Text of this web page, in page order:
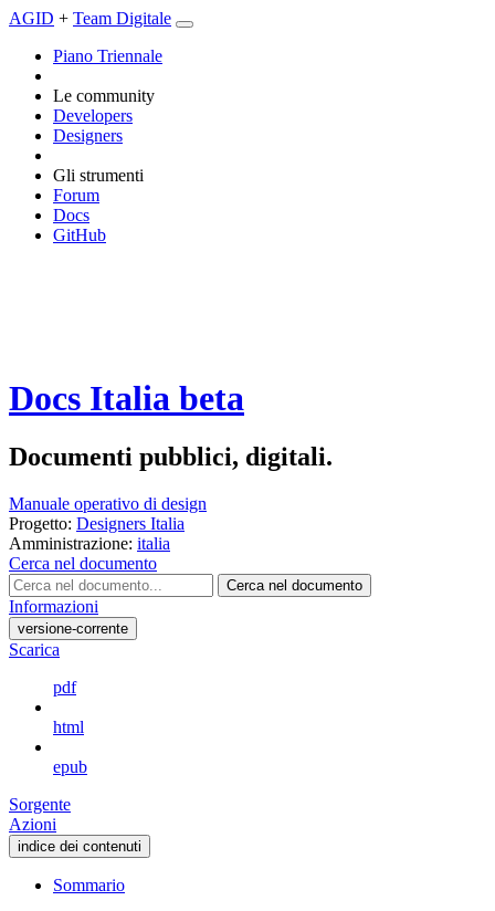
AGID + Team Digitale
Piano Triennale
Le community
Developers
Designers
Gli strumenti
Forum
Docs
GitHub
Docs Italia beta
Documenti pubblici, digitali.
Manuale operativo di design
Progetto: Designers Italia
Amministrazione: italia
Cerca nel documento
Cerca nel documento
Informazioni
versione-corrente
Scarica
pdf
html
epub
Sorgente
Azioni
indice dei contenuti
Sommario